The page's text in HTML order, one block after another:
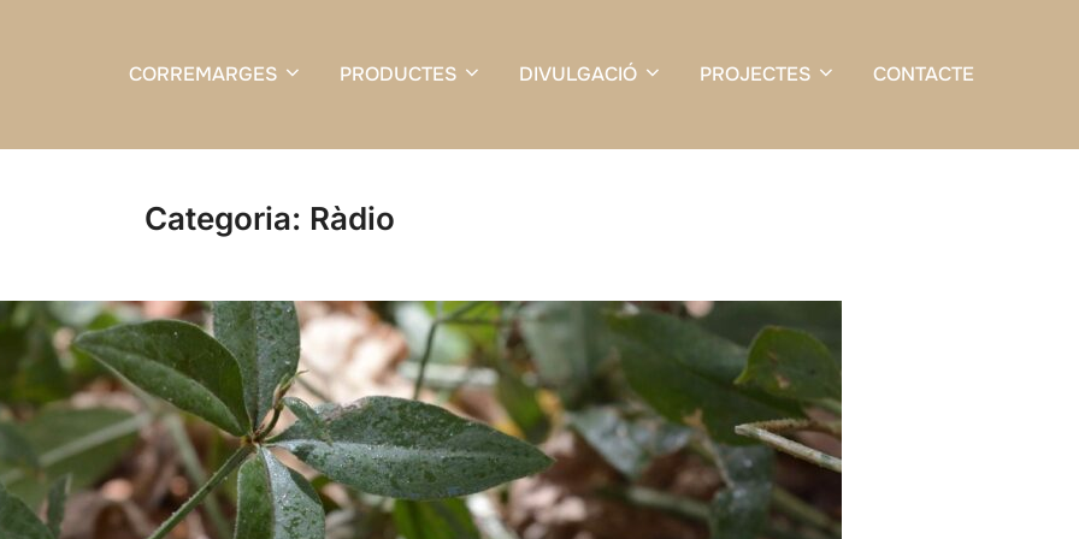
CORREMARGES PRODUCTES DIVULGACIÓ PROJECTES CONTACTE
Categoria: Ràdio